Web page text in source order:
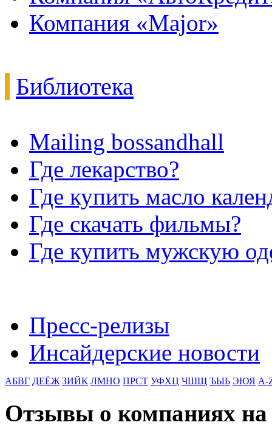
Компания «Major»
Библиотека
Mailing bossandhall
Где лекарство?
Где купить масло
Где скачать фильмы?
Где купить мужскую
Пресс-релизы
Инсайдерские новости
АБВГ ДЕЁЖ ЗИЙК ЛМНО ПРСТ УФХЦ ЧШЩ ЪЫЬ ЭЮЯ A-
Отзывы о компаниях